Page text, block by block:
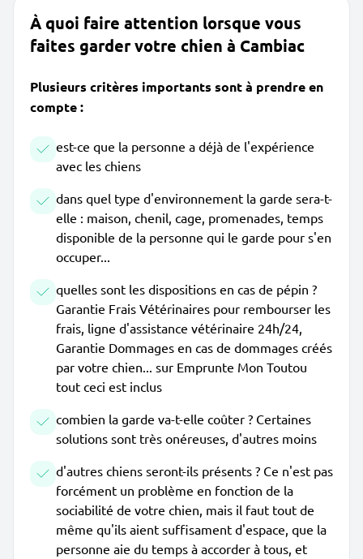
À quoi faire attention lorsque vous
faites garder votre chien à Cambiac
Plusieurs critères importants sont à prendre en
compte :
est-ce que la personne a déjà de l'expérience
avec les chiens
dans quel type d'environnement la garde sera-t-
elle : maison, chenil, cage, promenades, temps
disponible de la personne qui le garde pour s'en
occuper...
quelles sont les dispositions en cas de pépin ?
Garantie Frais Vétérinaires pour rembourser les
frais, ligne d'assistance vétérinaire 24h/24,
Garantie Dommages en cas de dommages créés
par votre chien... sur Emprunte Mon Toutou
tout ceci est inclus
combien la garde va-t-elle coûter ? Certaines
solutions sont très onéreuses, d'autres moins
d'autres chiens seront-ils présents ? Ce n'est pas
forcément un problème en fonction de la
sociabilité de votre chien, mais il faut tout de
même qu'ils aient suffisament d'espace, que la
personne aie du temps à accorder à tous, et